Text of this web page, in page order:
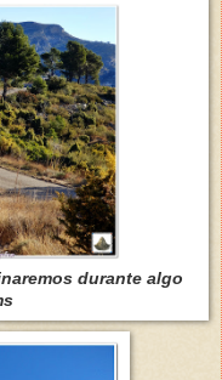
durante algo